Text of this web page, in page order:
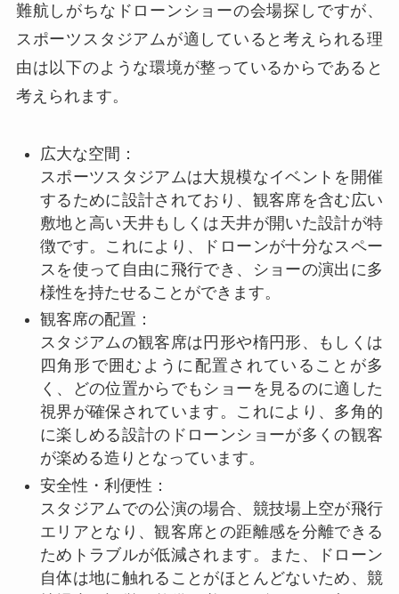
難航しがちなドローンショーの会場探しですが、
スポーツスタジアムが適していると考えられる理
由は以下のような環境が整っているからであると
考えられます。
広大な空間：
スポーツスタジアムは大規模なイベントを開催
するために設計されており、観客席を含む広い
敷地と高い天井もしくは天井が開いた設計が特
徴です。これにより、ドローンが十分なスペー
スを使って自由に飛行でき、ショーの演出に多
様性を持たせることができます。
観客席の配置：
スタジアムの観客席は円形や楕円形、もしくは
四角形で囲むように配置されていることが多
く、どの位置からでもショーを見るのに適した
視界が確保されています。これにより、多角的
に楽しめる設計のドローンショーが多くの観客
が楽める造りとなっています。
安全性・利便性：
スタジアムでの公演の場合、競技場上空が飛行
エリアとなり、観客席との距離感を分離できる
ためトラブルが低減されます。また、ドローン
自体は地に触れることがほとんどないため、競